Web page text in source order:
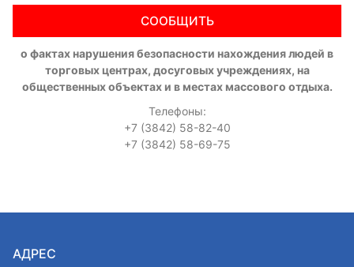
СООБЩИТЬ
о фактах нарушения безопасности нахождения людей в
торговых центрах, досуговых учреждениях, на
общественных объектах и в местах массового отдыха.
Телефоны:
+7 (3842) 58-82-40
+7 (3842) 58-69-75
АДРЕС